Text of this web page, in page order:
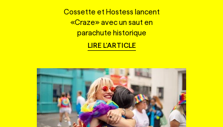
Cossette et Hostess lancent
«Craze» avec un saut en
parachute historique
LIRE L'ARTICLE